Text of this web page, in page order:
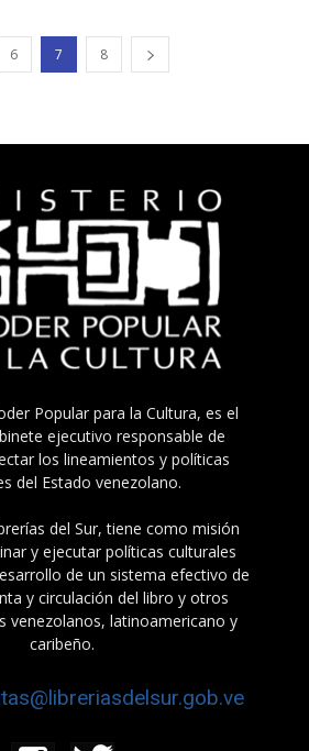
6 7 8
Popular para la Cultura, es el
ejecutivo responsable de
los lineamientos y políticas
del Estado venezolano.
del Sur, tiene como misión
y ejecutar políticas culturales
de un sistema efectivo de
y circulación del libro y otros
venezolanos, latinoamericano y
caribeño.